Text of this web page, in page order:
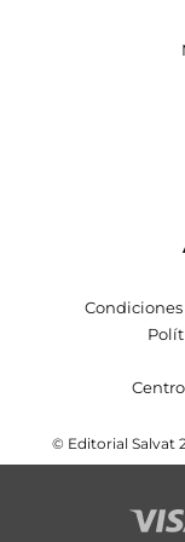
Condiciones
© Editorial Salvat